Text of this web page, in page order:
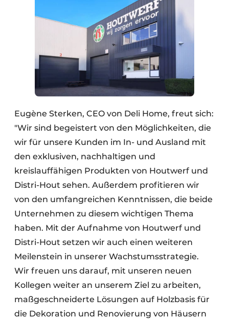
Eugène Sterken, CEO von Deli Home, freut sich:
"Wir sind begeistert von den Möglichkeiten, die
wir für unsere Kunden im In- und Ausland mit
den exklusiven, nachhaltigen und
kreislauffähigen Produkten von Houtwerf und
Distri-Hout sehen. Außerdem profitieren wir
von den umfangreichen Kenntnissen, die beide
Unternehmen zu diesem wichtigen Thema
haben. Mit der Aufnahme von Houtwerf und
Distri-Hout setzen wir auch einen weiteren
Meilenstein in unserer Wachstumsstrategie.
Wir freuen uns darauf, mit unseren neuen
Kollegen weiter an unserem Ziel zu arbeiten,
maßgeschneiderte Lösungen auf Holzbasis für
die Dekoration und Renovierung von Häusern